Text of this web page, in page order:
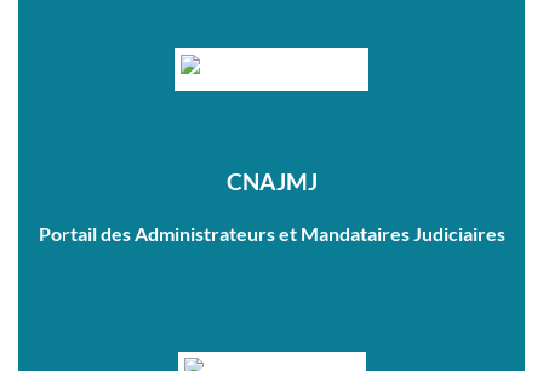
CNAJMJ
Portail des Administrateurs et Mandataires Judiciaires